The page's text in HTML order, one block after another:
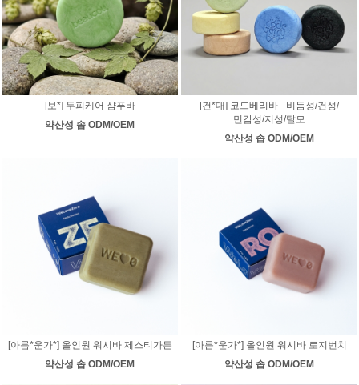
[보*] 두피케어 샴푸바
약산성 솝 ODM/OEM
[건*대] 코드베리바 - 비듬성/건성/
민감성/지성/탈모
약산성 솝 ODM/OEM
[아름*운가*] 올인원 워시바 제스티가든
약산성 솝 ODM/OEM
[아름*운가*] 올인원 워시바 로지번치
약산성 솝 ODM/OEM